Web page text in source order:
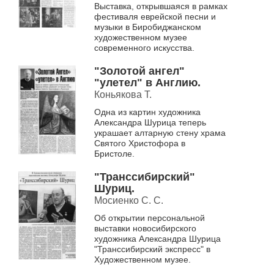
Выставка, открывшаяся в рамках
фестиваля еврейской песни и
музыки в Биробиджанском
художественном музее
современного искусства.
"Золотой ангел"
"улетел" в Англию.
Коньякова Т.
Одна из картин художника
Александра Шурица теперь
украшает алтарную стену храма
Святого Христофора в
Бристоле.
"Транссибирский"
Шуриц.
Мосиенко С. С.
Об открытии персональной
выставки новосибирского
художника Александра Шурица
"Транссибирский экспресс" в
Художественном музее.